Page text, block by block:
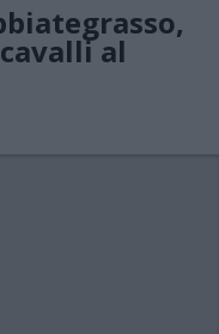
al